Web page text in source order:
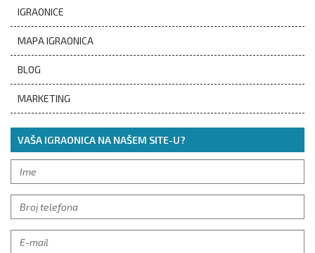
IGRAONICE
MAPA IGRAONICA
BLOG
MARKETING
VAŠA IGRAONICA NA NAŠEM SITE-U?